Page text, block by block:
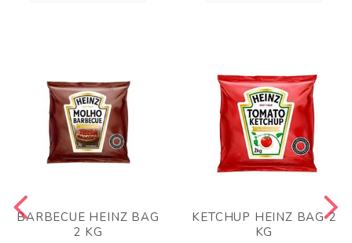
BARBECUE HEINZ BAG
2 KG
KETCHUP HEINZ BAG 2
KG